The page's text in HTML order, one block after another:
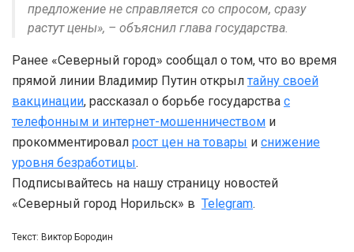
предложение не справляется со спросом, сразу
растут цены», – объяснил глава государства.
Ранее «Северный город» сообщал о том, что во время
прямой линии Владимир Путин открыл тайну своей
вакцинации, рассказал о борьбе государства с
телефонным и интернет-мошенничеством и
прокомментировал рост цен на товары и снижение
уровня безработицы.
Подписывайтесь на нашу страницу новостей
«Северный город Норильск» в Telegram.
Текст: Виктор Бородин